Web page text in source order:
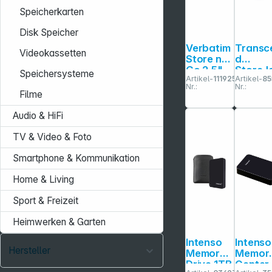
Speicherkarten
Disk Speicher
Videokassetten
Speichersysteme
Filme
Audio & HiFi
TV & Video & Foto
Smartphone & Kommunikation
Home & Living
Sport & Freizeit
Heimwerken & Garten
Hersteller
Verbatim
Store n
Go 2,5"
2TB USB
3.0 black
Gen 2
53195
Artikel-
Nr.:
111925
d
25H3
2TB USB
Artikel-
Nr.:
Intenso
Memory
Drive 1TB
Intenso
Center